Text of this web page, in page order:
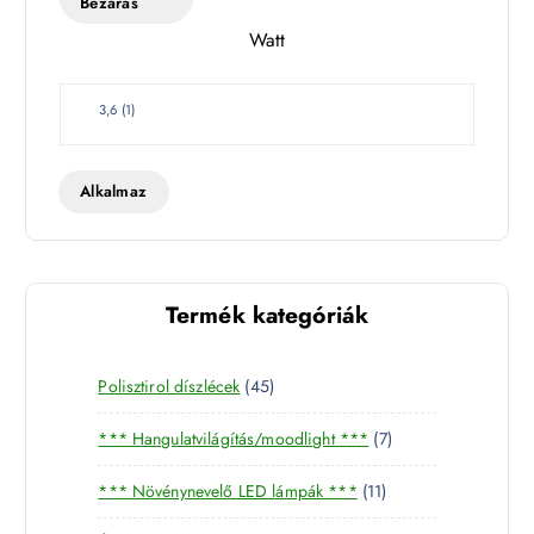
Watt
W
t
3,6 (1)
Alkalmaz
Termék kategóriák
Polisztirol díszlécek 454
5
t
e
r
m
*** Hangulatvilágítás/moodlight *** 77
t
r
*** Növénynevelő LED lámpák *** 111
1